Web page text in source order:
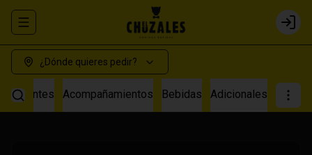
Abrir menu de navegación Login
¿Dónde quieres pedir?
Calientes Acompañamientos Bebidas Adicionales